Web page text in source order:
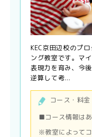
KEC京田辺校のプ
ング教室です。マ
表現力を育み、今
逆算して考...
コース・料金
■コース情報は
※教室によってコ